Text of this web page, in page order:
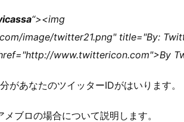
“><img
image/twitter21.png" title="By:
www.twittericon.com">By
があなたのツイッターIDがはいります。
ブロの場合について説明します。